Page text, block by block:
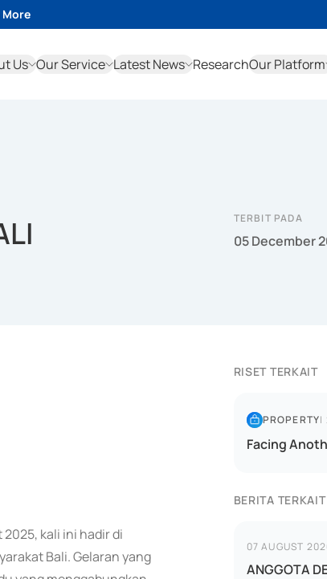
More
Us Our Service Latest News ResearchOur Platform
TERBIT PADA
05 December
kali ini hadir di
Bali. Gelaran yang
RISET TERKAIT
PROPERTY|
Facing
BERITA TERKAIT
07 AUGUST
ANGGOTA